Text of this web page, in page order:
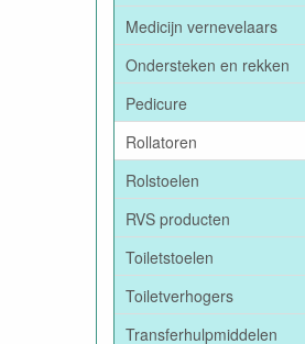
Medicijn vernevelaars
Ondersteken en rekken
Pedicure
Rollatoren
Rolstoelen
RVS producten
Toiletstoelen
Toiletverhogers
Transferhulpmiddelen